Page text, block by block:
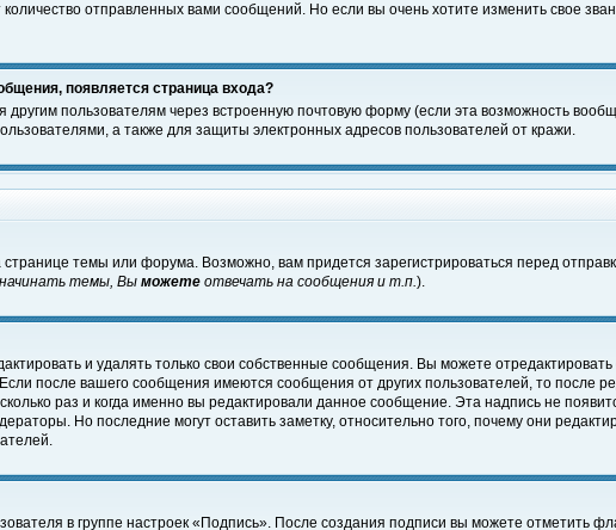
отправленных вами сообщений. Но если вы очень хотите изменить свое
появляется страница входа?
другим пользователям через встроенную почтовую форму (если эта возможность
а также для защиты электронных адресов пользователей от кражи.
темы или форума. Возможно, вам придется зарегистрироваться перед
начинать темы, Вы можете отвечать на сообщения и т.п.).
и удалять только свои собственные сообщения. Вы можете
после вашего сообщения имеются сообщения от других пользователей, то после
раз и когда именно вы редактировали данное сообщение. Эта надпись не
Но последние могут оставить заметку, относительно того, почему они
в группе настроек «Подпись». После создания подписи вы можете отметить